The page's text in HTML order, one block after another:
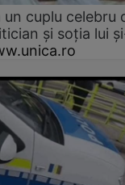
cuplu celebru
și soția lui